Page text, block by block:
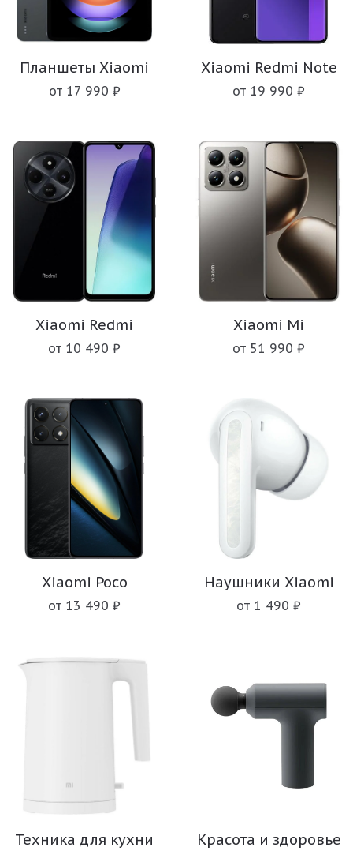
Планшеты Xiaomi
от 17 990 ₽
Xiaomi Redmi Note
от 19 990 ₽
Xiaomi Redmi
от 10 490 ₽
Xiaomi Mi
от 51 990 ₽
Xiaomi Poco
от 13 490 ₽
Наушники Xiaomi
от 1 490 ₽
Техника для кухни Красота и здоровье